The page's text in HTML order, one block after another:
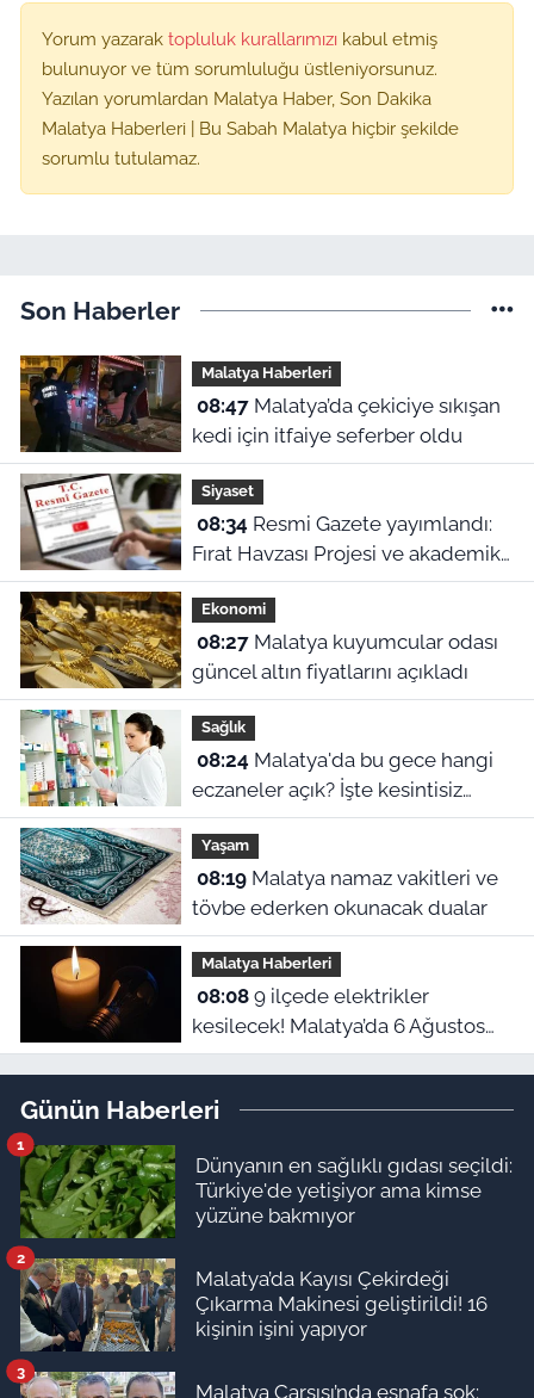
Yorum yazarak topluluk kurallarımızı kabul etmiş
bulunuyor ve tüm sorumluluğu üstleniyorsunuz.
Yazılan yorumlardan Malatya Haber, Son Dakika
Malatya Haberleri | Bu Sabah Malatya hiçbir şekilde
sorumlu tutulamaz.
Son Haberler
Malatya Haberleri
08:47Malatya’da çekiciye sıkışan
kedi için itfaiye seferber oldu
Siyaset
08:34
Fırat Havzası Projesi ve akademik
personel alımları belli oldu
Ekonomi
08:27Malatya kuyumcular odası
güncel altın fiyatlarını açıkladı
Sağlık
08:24
eczaneler açık? İşte kesintisiz
hizmet veren adresler
Yaşam
08:19Malatya namaz vakitleri ve
tövbe ederken okunacak dualar
Malatya Haberleri
08:089 ilçede elektrikler
kesilecek! Malatya’da 6 Ağustos
elektrik kesintileri
Günün Haberleri
Dünyanın en sağlıklı gıdası seçildi:
Türkiye'de yetişiyor ama kimse
yüzüne bakmıyor
1
Malatya’da Kayısı Çekirdeği
Çıkarma Makinesi geliştirildi! 16
kişinin işini yapıyor
2
Malatya Çarşısı’nda esnafa şok:
3